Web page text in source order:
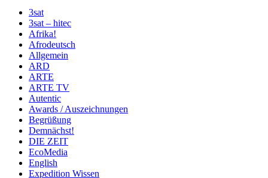
3sat
3sat – hitec
Afrika!
Afrodeutsch
Allgemein
ARD
ARTE
ARTE TV
Autentic
Awards / Auszeichnungen
Begrüßung
Demnächst!
DIE ZEIT
EcoMedia
English
Expedition Wissen